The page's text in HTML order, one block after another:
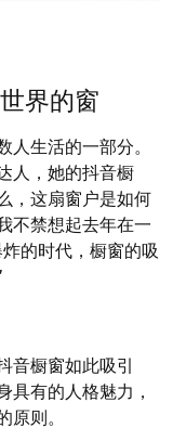
界的窗
生活的一部分。
人，她的抖音橱
，这扇窗户是如何
不禁想起去年在一
的时代，橱窗的吸
音橱窗如此吸引
具有的人格魅力，
则。